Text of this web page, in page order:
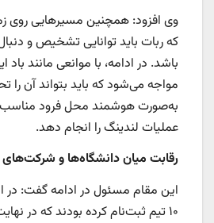
وی افزود: همچنین مسیرهایی روی
که ربات باید توانایی تشخیص و
باشد. در ادامه، با موانعی مانند
مواجه می‌شود که باید بتواند آن را
به‌صورت هوشمند محل فرود مناسب
عملیات لندینگ را انجام دهد.
رقابت میان دانشگاه‌ها و
این مقام مسئول در ادامه گفت: در